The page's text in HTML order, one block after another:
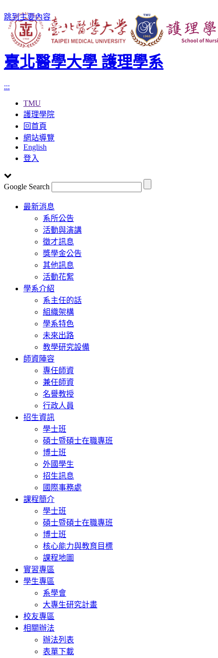
跳到主要內容
臺北醫學大學 護理學系
:::
TMU
護理學院
回首頁
網站導覽
English
登入
Google Search
Toggle
navigation
最新消息
系所公告
活動與演講
徵才訊息
獎學金公告
其他訊息
活動花絮
學系介紹
系主任的話
組織架構
學系特色
未來出路
教學研究設備
師資陣容
專任師資
兼任師資
名譽教授
行政人員
招生資訊
學士班
碩士暨碩士在職專班
博士班
外國學生
招生訊息
國際事務處
課程簡介
學士班
碩士暨碩士在職專班
博士班
核心能力與教育目標
課程地圖
實習專區
學生專區
系學會
大專生研究計畫
校友專區
相關辦法
辦法列表
表單下載